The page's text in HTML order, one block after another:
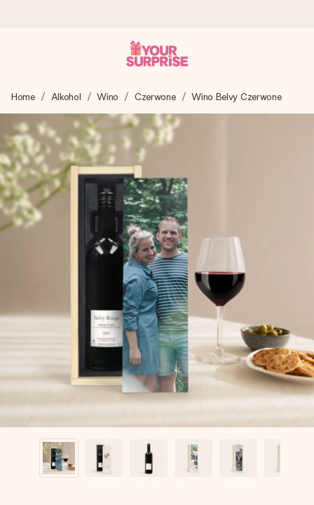
Tworzymy Twój prezent z troską i wysyłamy go w mgnieniu
oka – dzięki czemu możesz go dać dokładnie we
właściwym momencie, kiedy ma to największe znaczenie
4,7 (na podstawie +15 000 opinii)
Nasze prezenty inspirują. Klienci oceniają nas na 4,7 w
Google Reviews.
Darmowy bilecik z życzeniami
Stwórz coś wyjątkowego w zaledwie kilku krokach – z jej
imieniem, swoim zdjęciem lub wiadomością, która naprawdę
poruszy serce. Bez problemu, po prostu ogrom miłości na
Home Alkohol Wino Czerwone Wino Belvy Czerwone